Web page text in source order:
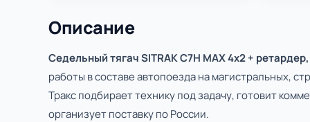
Описание
Седельный тягач SITRAK C7H МАХ 4x2 +
работы в составе автопоезда на магистральных,
Тракс подбирает технику под задачу, готовит
организует поставку по России.